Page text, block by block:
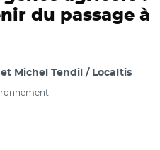
du passage à
Michel Tendil / Localtis